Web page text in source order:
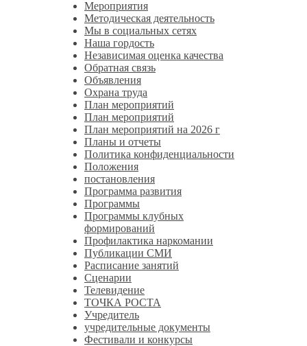
Мероприятия
Методическая деятельность
Мы в социальных сетях
Наша гордость
Независимая оценка качества
Обратная связь
Объявления
Охрана труда
План мероприятий
План мероприятий
План мероприятий на 2026 г
Планы и отчеты
Политика конфиденциальности
Положения
постановления
Программа развития
Программы
Программы клубных
формирований
Профилактика наркомании
Публикации СМИ
Расписание занятий
Сценарии
Телевидение
ТОЧКА РОСТА
Учредитель
учредительные документы
Фестивали и конкурсы